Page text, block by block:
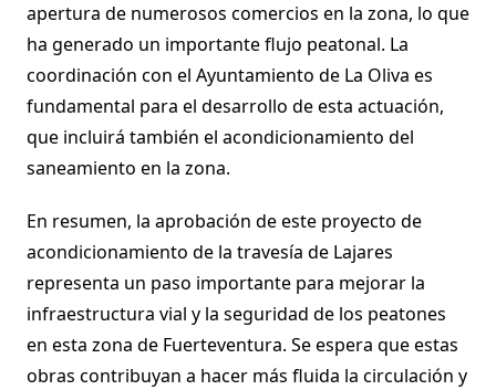
apertura de numerosos comercios en la zona, lo que
ha generado un importante flujo peatonal. La
coordinación con el Ayuntamiento de La Oliva es
fundamental para el desarrollo de esta actuación,
que incluirá también el acondicionamiento del
saneamiento en la zona.
En resumen, la aprobación de este proyecto de
acondicionamiento de la travesía de Lajares
representa un paso importante para mejorar la
infraestructura vial y la seguridad de los peatones
en esta zona de Fuerteventura. Se espera que estas
obras contribuyan a hacer más fluida la circulación y